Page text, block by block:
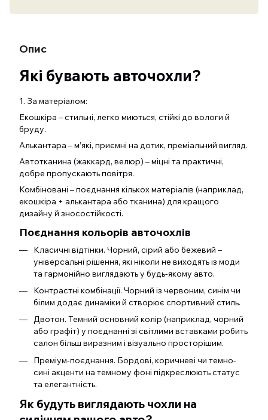
Опис
Які бувають авточохли?
1. За матеріалом:
Екошкіра – стильні, легко миються, стійкі до вологи й
бруду.
Алькантара – м’які, приємні на дотик, преміальний вигляд.
Автотканина (жаккард, велюр) – міцні та практичні,
добре пропускають повітря.
Комбіновані – поєднання кількох матеріалів (наприклад,
екошкіра + алькантара або тканина) для кращого
дизайну й зносостійкості.
Поєднання кольорів авточохлів
Класичні відтінки. Чорний, сірий або бежевий –
універсальні рішення, які ніколи не виходять із моди
та гармонійно виглядають у будь-якому авто.
Контрастні комбінації. Чорний із червоним, синім чи
білим додає динаміки й створює спортивний стиль.
Двотон. Темний основний колір (наприклад, чорний
або графіт) у поєднанні зі світлими вставками робить
салон більш виразним і візуально просторішим.
Преміум-поєднання. Бордові, коричневі чи темно-
сині акценти на темному фоні підкреслюють статус
та елегантність.
Як будуть виглядають чохли на